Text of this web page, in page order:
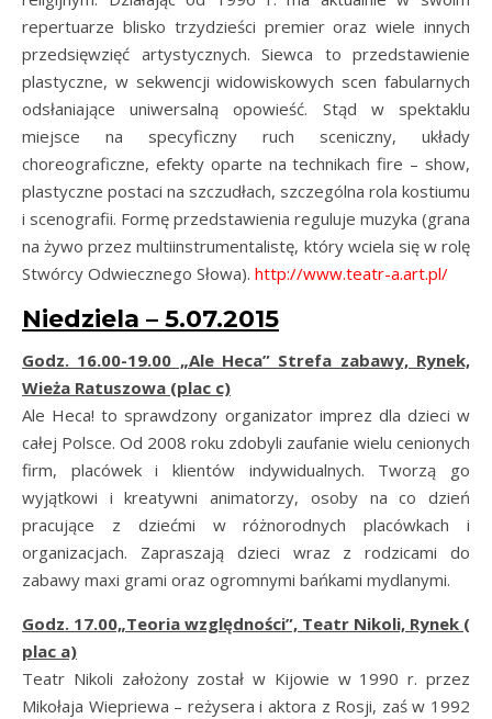
repertuarze blisko trzydzieści premier oraz wiele innych
przedsięwzięć artystycznych. Siewca to przedstawienie
plastyczne, w sekwencji widowiskowych scen fabularnych
odsłaniające uniwersalną opowieść. Stąd w spektaklu
miejsce na specyficzny ruch sceniczny, układy
choreograficzne, efekty oparte na technikach fire – show,
plastyczne postaci na szczudłach, szczególna rola kostiumu
i scenografii. Formę przedstawienia reguluje muzyka (grana
na żywo przez multiinstrumentalistę, który wciela się w rolę
Stwórcy Odwiecznego Słowa). http://www.teatr-a.art.pl/
Niedziela – 5.07.2015
Godz. 16.00-19.00 „Ale Heca” Strefa zabawy, Rynek,
Wieża Ratuszowa (plac c)
Ale Heca! to sprawdzony organizator imprez dla dzieci w
całej Polsce. Od 2008 roku zdobyli zaufanie wielu cenionych
firm, placówek i klientów indywidualnych. Tworzą go
wyjątkowi i kreatywni animatorzy, osoby na co dzień
pracujące z dziećmi w różnorodnych placówkach i
organizacjach. Zapraszają dzieci wraz z rodzicami do
zabawy maxi grami oraz ogromnymi bańkami mydlanymi.
Godz. 17.00„Teoria względności”, Teatr Nikoli, Rynek (
plac a)
Teatr Nikoli założony został w Kijowie w 1990 r. przez
Mikołaja Wiepriewa – reżysera i aktora z Rosji, zaś w 1992